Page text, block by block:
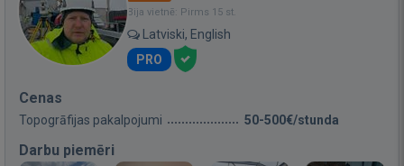
Bija vietnē: Pirms 15 st.
Latviski, English
PRO
Cenas
Topogrāfijas pakalpojumi 50-500€/stunda
Darbu piemēri